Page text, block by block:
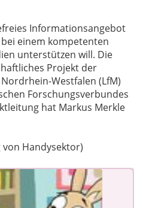
Informationsangebot
einem kompetenten
unterstützen will. Die
Projekt der
Westfalen (LfM)
Forschungsverbundes
hat Markus Merkle
Handysektor)